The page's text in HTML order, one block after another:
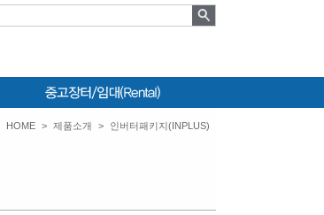
HOME > 제품소개 > 인버터패키지(INPLUS)